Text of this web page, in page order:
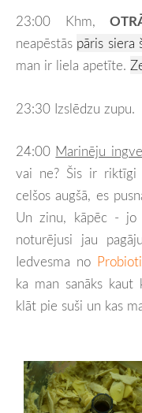
23:00 Khm,
neapēstās pāris siera
man ir liela apetīte.
23:30 Izslēdzu zupu.
24:00 Marinēju
vai ne? Šis ir riktīgi
celšos augšā, es
Un zinu, kāpēc - jo
noturējusi jau
Iedvesma no
ka man sanāks
klāt pie suši un kas